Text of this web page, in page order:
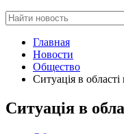
Главная
Новости
Общество
Ситуація в
Ситуація в